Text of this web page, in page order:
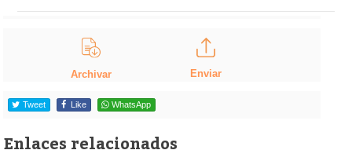
Archivar Enviar
Tweet Like WhatsApp
Enlaces relacionados